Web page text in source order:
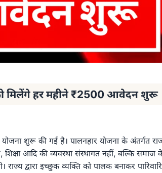
मिलेंगे हर महीने ₹2500 आवेदन शुरू
योजना शुरू की गई है। पालनहार योजना के अंतर्गत
आदि की व्यवस्था संस्थागत नहीं, बल्कि समाज
द्वारा इच्छुक व्यक्ति को पालक बनाकर